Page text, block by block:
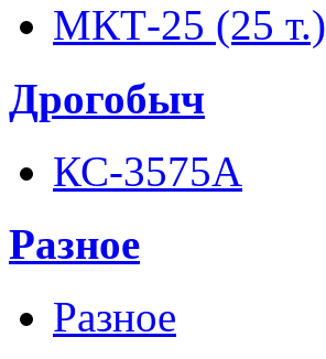
МКТ-25 (25 т.)
Дрогобыч
КС-3575А
Разное
Разное